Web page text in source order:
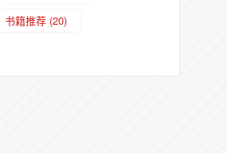
书籍推荐 (20)